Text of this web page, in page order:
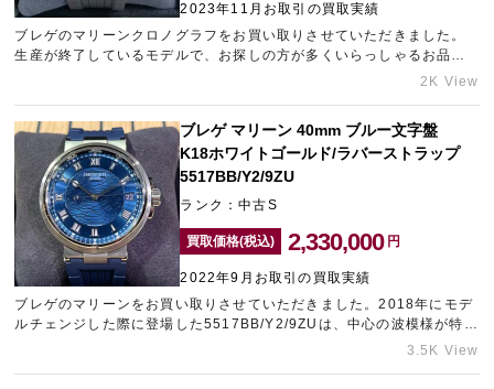
2023年11月お取引の買取実績
ブレゲのマリーンクロノグラフをお買い取りさせていただきました。
生産が終了しているモデルで、お探しの方が多くいらっしゃるお品物
です。ご愛用されていたお品物で細かな傷や擦れなどが見受けられま
限定アイテムなどは、高額査定に繋がります。大阪エリアで宅配買取
をお探しならギャラリーレアLAB大阪にお任せくださいませ。
2K View
ブレゲ マリーン 40mm ブルー文字盤
K18ホワイトゴールド/ラバーストラップ
5517BB/Y2/9ZU
ランク：中古S
買取価格(税込) 2,330,000 円
2022年9月お取引の買取実績
ブレゲのマリーンをお買い取りさせていただきました。2018年にモデ
ルチェンジした際に登場した5517BB/Y2/9ZUは、中心の波模様が特徴
的なデザインです。40mmにサイズアップされ、針の形状が変更され
3.5K View